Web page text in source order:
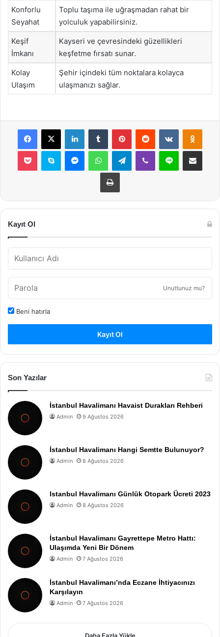
Konforlu
Seyahat
Toplu taşıma ile uğraşmadan rahat bir
yolculuk yapabilirsiniz.
Keşif
İmkanı
Kayseri ve çevresindeki güzellikleri
keşfetme fırsatı sunar.
Kolay
Ulaşım
Şehir içindeki tüm noktalara kolayca
ulaşmanızı sağlar.
Facebook
X LinkedInTumblr PinterestReddit VKontakte
Pocket Skype MessengerWhatsAppTelegramViber Line E-Posta ile
Yazdır
Kayıt Ol
Unuttunuz mu?
Beni hatırla
Kayıt Ol
Son Yazılar
İstanbul Havalimanı Havaist Durakları Rehberi
Admin 9 Ağustos 2026
İstanbul Havalimanı Hangi Semtte Bulunuyor?
Admin 8 Ağustos 2026
Istanbul Havalimanı Günlük Otopark Ücreti 2023
Admin 8 Ağustos 2026
İstanbul Havalimanı Gayrettepe Metro Hattı:
Ulaşımda Yeni Bir Dönem
Admin 7 Ağustos 2026
İstanbul Havalimanı’nda Eczane İhtiyacınızı
Karşılayın
Admin 7 Ağustos 2026
Daha Fazla Yükle